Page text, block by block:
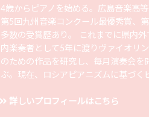
4歳からピアノを始める。広島音楽高
第5回九州音楽コンクール最優秀賞、
多数の受賞歴あり。 これまでに県内
内楽奏者として5年に渡りヴァイオリ
のための作品を研究し、毎月演奏会
ぶ。現在、ロシアピアニズムに基づく
詳しいプロフィールはこちら